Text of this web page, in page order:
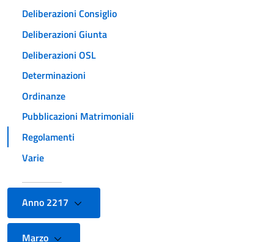
Deliberazioni Consiglio
Deliberazioni Giunta
Deliberazioni OSL
Determinazioni
Ordinanze
Pubblicazioni Matrimoniali
Regolamenti
Varie
Anno 2217
Marzo